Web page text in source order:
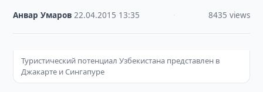
Анвар Умаров ·22.04.2015 13:35 8435 views
Туристический потенциал Узбекистана представлен в
Джакарте и Сингапуре